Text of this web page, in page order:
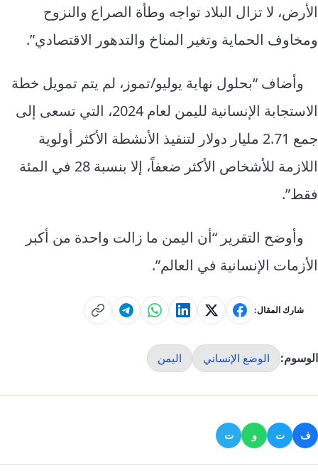
الأرض، لا تزال البلاد تواجه وطأة الصراع والنزوح
ومخاوف الحماية وتغير المناخ والتدهور الاقتصادي”.
وأضاف “بحلول نهاية يوليو/تموز، لم يتم تمويل خطة
الاستجابة الإنسانية لليمن لعام 2024، التي تسعى إلى
جمع 2.71 مليار دولار لتنفيذ الأنشطة الأكثر أولوية
اللازمة للأشخاص الأكثر ضعفاً، إلا بنسبة 28 في المئة
فقط”.
وأوضح التقرير “أن اليمن ما زالت واحدة من أكبر
الأزمات الإنسانية في العالم”.
شارك المقال:
الوسوم: الوضع الإنساني اليمن
ف ت و ت